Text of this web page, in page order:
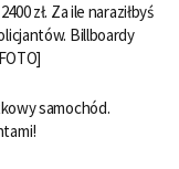
zł. Za ile naraziłbyś
Billboardy
samochód.